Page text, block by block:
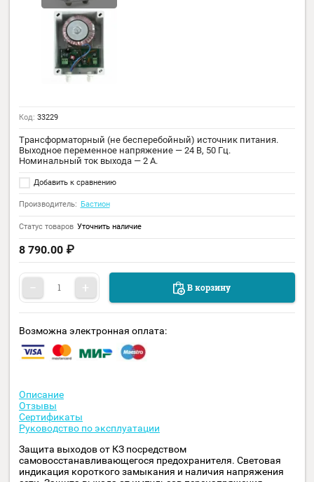
Трансформаторный (не бесперебойный) источник питания.
Выходное переменное напряжение — 24 В, 50 Гц.
Номинальный ток выхода — 2 А.
Добавить к сравнению
Производитель:
Статус товаров Уточнить наличие
8 790.00 ₽
Возможна электронная оплата: